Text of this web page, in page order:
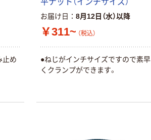
止め
お届け日 8月12日（水）以降
￥311~ （税込）
●ねじがインチサイズですので素早
くクランプができます。